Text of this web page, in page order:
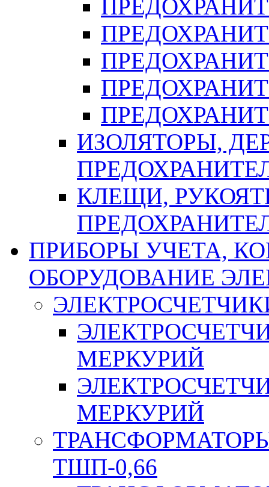
ИЗОЛЯТОРЫ,
КЛЕЩИ,
ПРИБОРЫ УЧЕТА,
ОБОРУДОВАНИЕ
МЕРКУРИЙ
МЕРКУРИЙ
ТШП-0,66